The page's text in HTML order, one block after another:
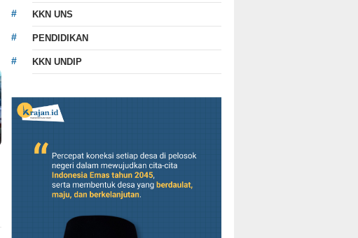
KKN UNS
PENDIDIKAN
KKN UNDIP